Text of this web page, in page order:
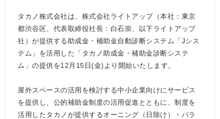
タカノ株式会社は、株式会社ライトアップ（本社：東京
都渋谷区、代表取締役社長：白石崇、以下ライトアップ
社）が提供する助成金・補助金自動診断システム「Jシス
テム」を活用した「タカノ助成金・補助金診断システ
ム」の提供を12月15日(金)より開始いたします。
屋外スペースの活用を検討する中小企業向けにサービス
を提供し、公的補助金制度の活用促進とともに、制度を
活用したタカノが提供するオーニング（日除け）・パラ